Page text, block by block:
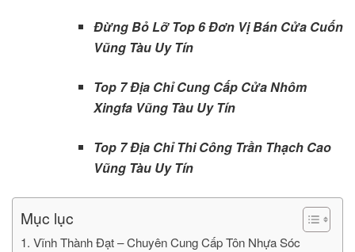
Đừng Bỏ Lỡ Top 6 Đơn Vị Bán Cửa Cuốn
Vũng Tàu Uy Tín
Top 7 Địa Chỉ Cung Cấp Cửa Nhôm
Xingfa Vũng Tàu Uy Tín
Top 7 Địa Chỉ Thi Công Trần Thạch Cao
Vũng Tàu Uy Tín
Mục lục
1. Vĩnh Thành Đạt – Chuyên Cung Cấp Tôn Nhựa Sóc